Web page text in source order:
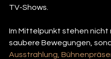
TV-Shows.
Im Mittelpunkt stehen nicht
saubere Bewegungen,
Ausstrahlung,